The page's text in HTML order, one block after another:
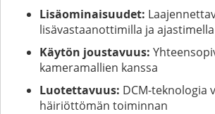
Lisäominaisuudet:
lisävastaanottimilla ja ajastimella
Käytön joustavuus:
kameramallien kanssa
Luotettavuus: DCM-teknologia
häiriöttömän toiminnan